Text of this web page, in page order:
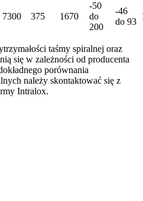
7300 375 1670
-50
do
200
-46
do 93
taśmy spiralnej oraz
się w zależności od producenta
porównania
należy skontaktować się z
Intralox.